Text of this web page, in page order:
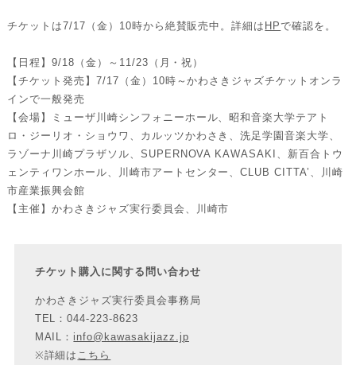
チケットは7/17（金）10時から絶賛販売中。詳細は HPで確認を。
【日程】9/18（金）～11/23（月・祝）
【チケット発売】7/17（金）10時～かわさきジャズチケットオンラ
インで一般発売
【会場】ミューザ川崎シンフォニーホール、昭和音楽大学テアト
ロ・ジーリオ・ショウワ、カルッツかわさき、洗足学園音楽大学、
ラゾーナ川崎プラザソル、SUPERNOVA KAWASAKI、新百合トウ
ェンティワンホール、川崎市アートセンター、CLUB CITTA’、川崎
市産業振興会館
【主催】かわさきジャズ実行委員会、川崎市
チケット購入に関する問い合わせ
かわさきジャズ実行委員会事務局
TEL：044-223-8623
MAIL： info@kawasakijazz.jp
※詳細は こちら